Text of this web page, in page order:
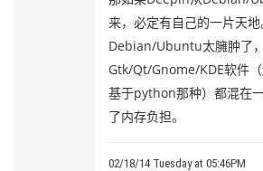
来，必定有自己的一片天
Debian/Ubuntu太臃肿了，
Gtk/Qt/Gnome/KDE软件（
基于python那种）都混在
了内存负担。
02/18/14 Tuesday at 05:46PM